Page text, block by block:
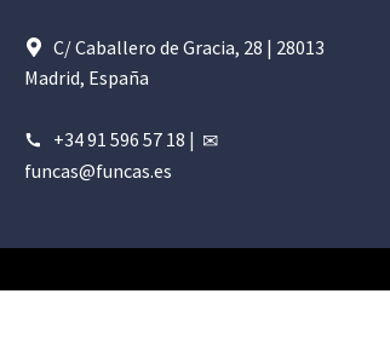
C/ Caballero de Gracia, 28 | 28013
Madrid, España
+34 91 596 57 18 |
funcas@funcas.es